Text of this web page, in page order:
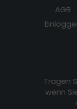
AGB
Tragen
wenn